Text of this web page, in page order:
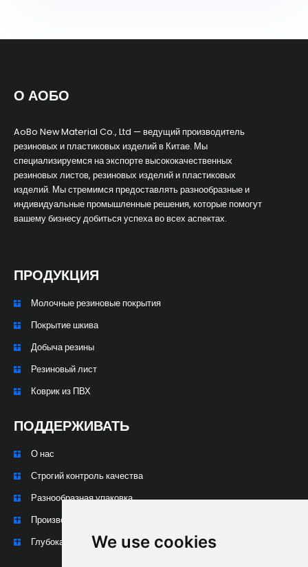
We use cookies
О АОБО
AoBo New Material Co., Ltd — ведущий производитель
резиновых и пластиковых изделий в Китае. Мы
специализируемся на экспорте высококачественных
резиновых листов, резиновых изделий и пластиковых
изделий. Мы стремимся предоставлять разнообразные и
индивидуальные промышленные решения, которые помогут
вашему бизнесу добиться успеха во всех аспектах.
ПРОДУКЦИЯ
Молочные резиновые покрытия
Покрытие шкива
Добыча резины
Резиновый лист
Коврик из ПВХ
ПОДДЕРЖИВАТЬ
О нас
Строгий контроль качества
Разнообразная упаковка
Производственный процесс
Глубокая обработка и настройка